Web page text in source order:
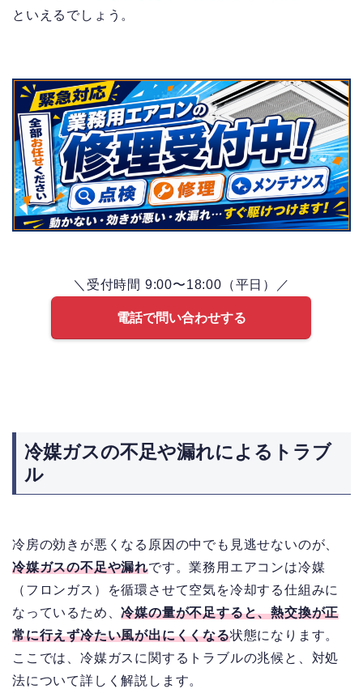
といえるでしょう。
＼受付時間 9:00〜18:00（平日）／
電話で問い合わせする
冷媒ガスの不足や漏れによるトラブ
ル
冷房の効きが悪くなる原因の中でも見逃せないのが、
冷媒ガスの不足や漏れです。業務用エアコンは冷媒
（フロンガス）を循環させて空気を冷却する仕組みに
なっているため、冷媒の量が不足すると、熱交換が正
常に行えず冷たい風が出にくくなる状態になります。
ここでは、冷媒ガスに関するトラブルの兆候と、対処
法について詳しく解説します。